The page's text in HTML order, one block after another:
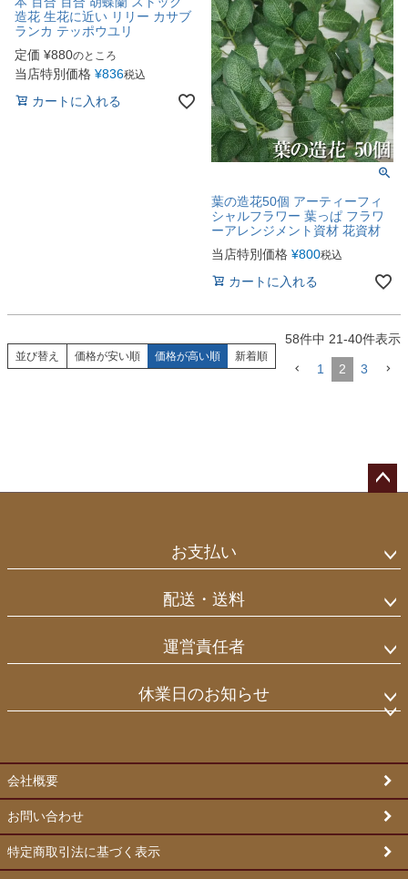
造花 生花に近い リリー カサブ
ランカ テッポウユリ
定価 ¥880のところ
当店特別価格 ¥836税込
カートに入れる
葉の造花50個 アーティーフィ
シャルフラワー 葉っぱ フラワ
ーアレンジメント資材 花資材
当店特別価格 ¥800税込
カートに入れる
並び替え 価格が安い順 価格が高い順 新着順
58件中 21-40件表示
1 2 3
お支払い
配送・送料
運営責任者
休業日のお知らせ
会社概要
お問い合わせ
特定商取引法に基づく表示